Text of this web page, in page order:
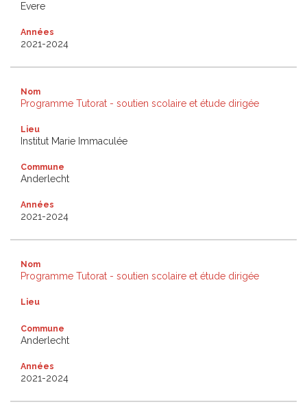
Evere
Années
2021-2024
Nom
Programme Tutorat - soutien scolaire et étude dirigée
Lieu
Institut Marie Immaculée
Commune
Anderlecht
Années
2021-2024
Nom
Programme Tutorat - soutien scolaire et étude dirigée
Lieu
Commune
Anderlecht
Années
2021-2024